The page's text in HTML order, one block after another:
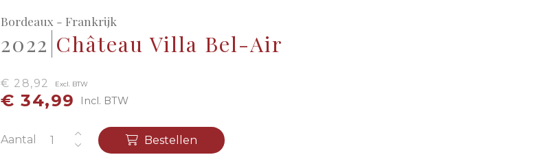
Bordeaux - Frankrijk
2022 Château Villa Bel-Air
€ 28,92 Excl. BTW
€ 34,99 Incl. BTW
Aantal Bestellen